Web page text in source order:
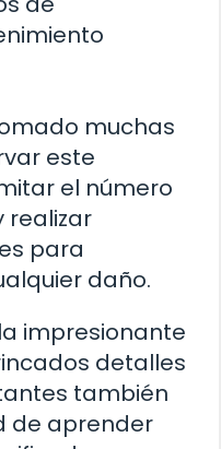
muchas
este
el número
realizar
para
daño.
impresionante
detalles
también
de aprender